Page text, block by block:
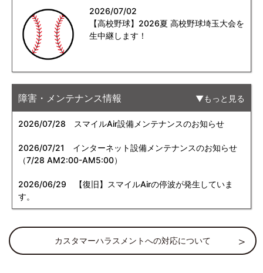
2026/07/02
【高校野球】2026夏 高校野球埼玉大会を
生中継します！
障害・メンテナンス情報 もっと見る
2026/07/28 スマイルAir設備メンテナンスのお知らせ
2026/07/21
インターネット設備メンテナンスのお知らせ
（7/28 AM2:00-AM5:00）
2026/06/29 【復旧】スマイルAirの停波が発生していま
す。
カスタマーハラスメントへの対応について